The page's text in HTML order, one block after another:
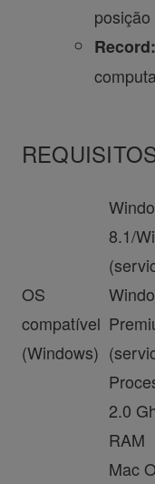
Record:
OS
compatível
(Windows)
8.1/
2.0
RAM
Mac